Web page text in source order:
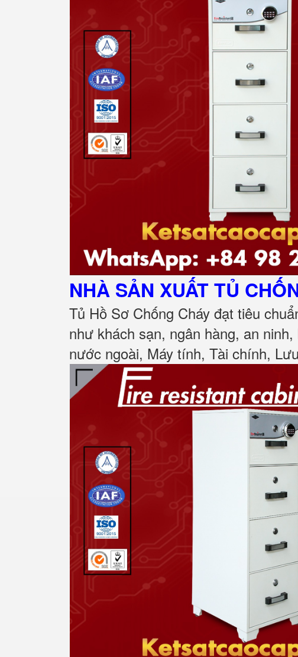
NHÀ SẢN XUẤT TỦ
Tủ Hồ Sơ Chống Cháy đạt tiêu
như khách sạn, ngân hàng, an
nước ngoài, Máy tính, Tài chính,